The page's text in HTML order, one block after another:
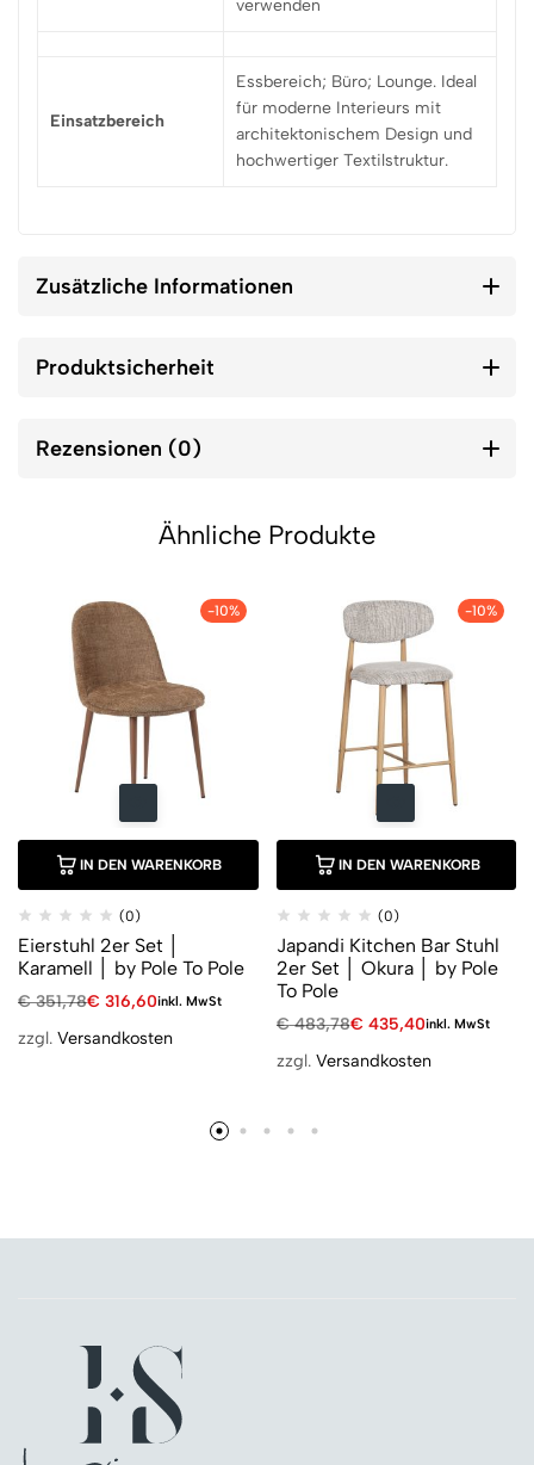
verwenden
Einsatzbereich
Essbereich; Büro; Lounge. Ideal
für moderne Interieurs mit
architektonischem Design und
hochwertiger Textilstruktur.
Zusätzliche Informationen
Produktsicherheit
Rezensionen (0)
Ähnliche Produkte
-10%
IN DEN WARENKORB
(0)
Eierstuhl 2er Set │
Karamell │ by Pole To Pole
€351,78€ 316,60inkl. MwSt
zzgl. Versandkosten
-10%
IN DEN WARENKORB
(0)
Japandi Kitchen Bar Stuhl
2er Set │ Okura │ by Pole
To Pole
€483,78€ 435,40inkl. MwSt
zzgl. Versandkosten